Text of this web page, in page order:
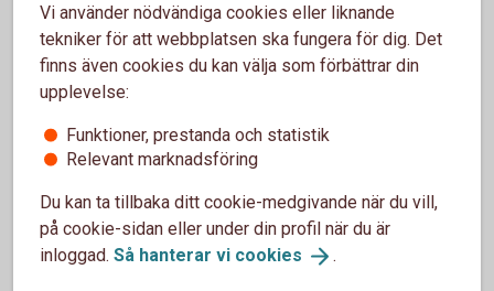
Ha ett nära samspel med kunder och övriga
intressenter i hållbarhetsfrågor.
Eftersträva att efterleva de sju av FN:s 17 globala
möjlighet att påverka.
Vi använder nödvändiga cookies eller liknande
tekniker för att webbplatsen ska fungera för dig. Det
finns även cookies du kan välja som förbättrar din
upplevelse:
Funktioner, prestanda och statistik
Relevant marknadsföring
Du kan ta tillbaka ditt cookie-medgivande när du vill,
på cookie-sidan eller under din profil när du är
inloggad. Så hanterar vi cookies .